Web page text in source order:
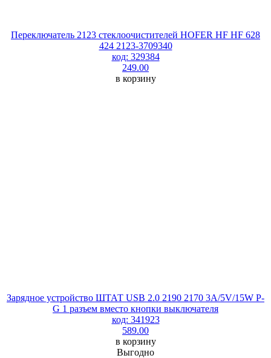
Переключатель 2123 стеклоочистителей HOFER HF HF 628
424 2123-3709340
код: 329384
249.00
в корзину
Зарядное устройство ШТАТ USB 2.0 2190 2170 3А/5V/15W P-
G 1 разъем вместо кнопки выключателя
код: 341923
589.00
в корзину
Выгодно